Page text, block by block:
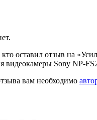
оставил отзыв на
видеокамеры Sony NP-
вам необходимо